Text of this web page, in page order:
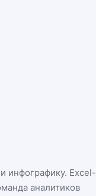
инфографику. Excel-
аналитиков